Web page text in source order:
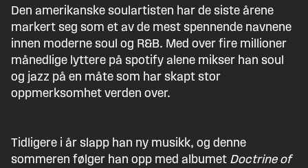
Den amerikanske soulartisten har de siste årene
markert seg som et av de mest spennende navnene
innen moderne soul og R&B. Med over fire millioner
månedlige lyttere på spotify alene mikser han soul
og jazz på en måte som har skapt stor
oppmerksomhet verden over.
Tidligere i år slapp han ny musikk, og denne
sommeren følger han opp med albumet Doctrine of